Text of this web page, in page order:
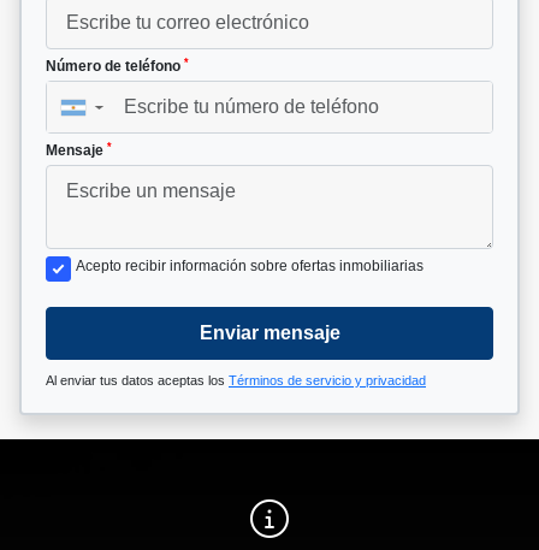
Número de teléfono *
▼
Mensaje *
Acepto recibir información sobre ofertas inmobiliarias
Enviar mensaje
Al enviar tus datos aceptas los Términos de servicio y privacidad